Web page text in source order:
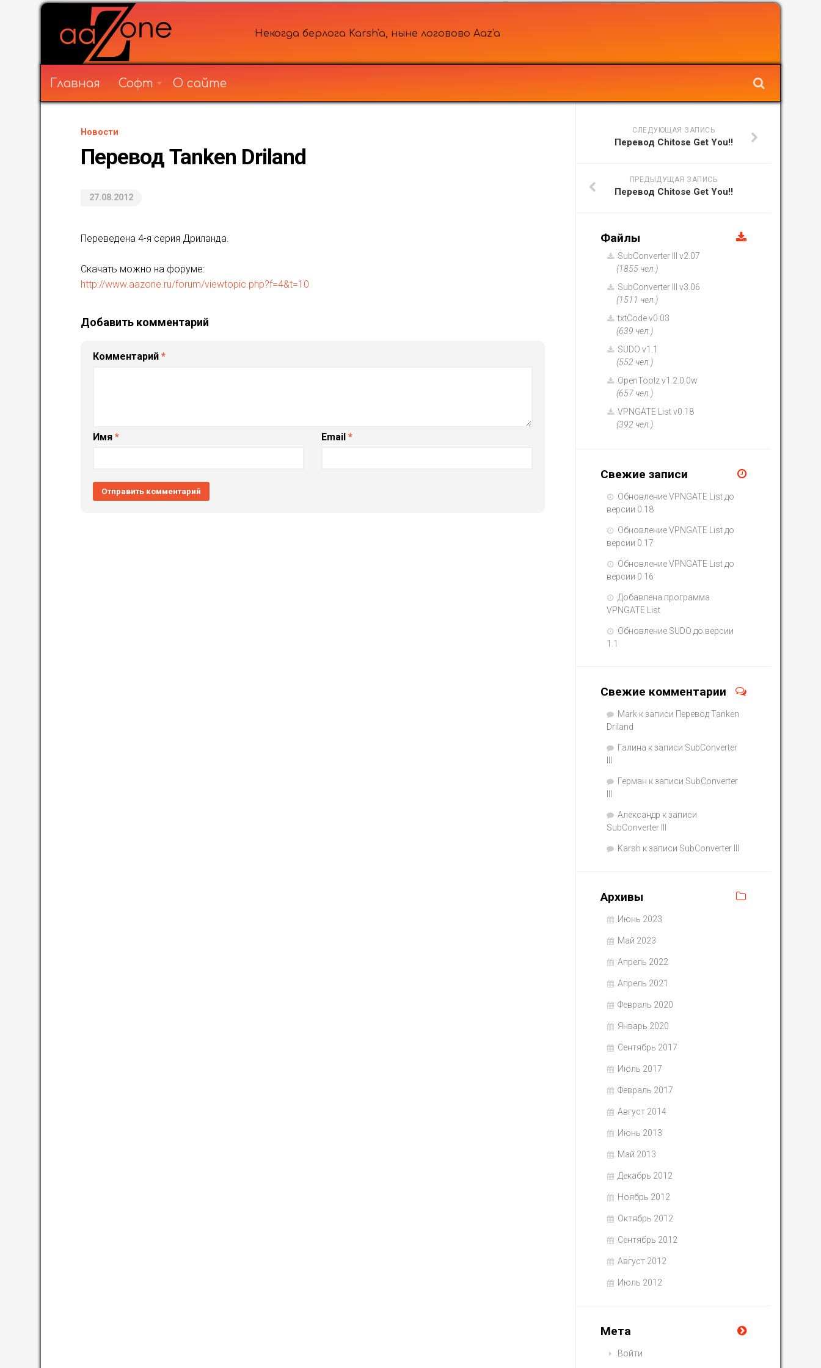
Некогда берлога Karsh'a, ныне логовово Aaz'a
Главная Софт О сайте
Новости
Перевод Tanken Driland
27.08.2012
Переведена 4-я серия Дриланда.
Скачать можно на форуме:
http://www.aazone.ru/forum/viewtopic.php?f=4&t=10
Добавить комментарий
Комментарий *
Имя * Email*
СЛЕДУЮЩАЯ ЗАПИСЬ
Перевод Chitose Get You!!
ПРЕДЫДУЩАЯ ЗАПИСЬ
Перевод Chitose Get You!!
Файлы
SubConverter III v2.07
(1855 чел.)
SubConverter III v3.06
(1511 чел.)
txtCode v0.03
(639 чел.)
SUDO v1.1
(552 чел.)
OpenToolz v1.2.0.0w
(657 чел.)
VPNGATE List v0.18
(392 чел.)
Свежие записи
Обновление VPNGATE List до
версии 0.18
Обновление VPNGATE List до
версии 0.17
Обновление VPNGATE List до
версии 0.16
Добавлена программа
VPNGATE List
Обновление SUDO до версии
1.1
Свежие комментарии
Mark к записи Перевод Tanken
Driland
Галина к записи SubConverter
Герман к записи SubConverter
Александр к записи
SubConverter III
Karsh к записи SubConverter III
Архивы
Июнь 2023
Май 2023
Апрель 2022
Апрель 2021
Февраль 2020
Январь 2020
Сентябрь 2017
Июль 2017
Февраль 2017
Август 2014
Июнь 2013
Май 2013
Декабрь 2012
Ноябрь 2012
Октябрь 2012
Сентябрь 2012
Август 2012
Июль 2012
Мета
Войти